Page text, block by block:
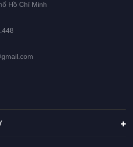
Hồ Chí Minh